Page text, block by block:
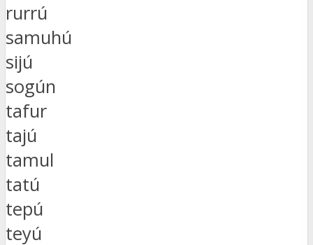
rurrú
samuhú
sijú
sogún
tafur
tajú
tamul
tatú
tepú
teyú